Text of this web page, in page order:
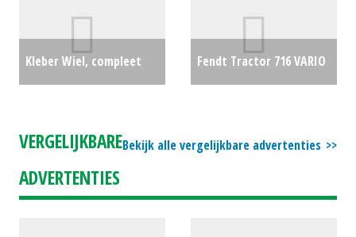
Kleber Wiel, compleet
Fendt Tractor 716 VARIO
Bekijk alle vergelijkbare advertenties
VERGELIJKBARE
ADVERTENTIES